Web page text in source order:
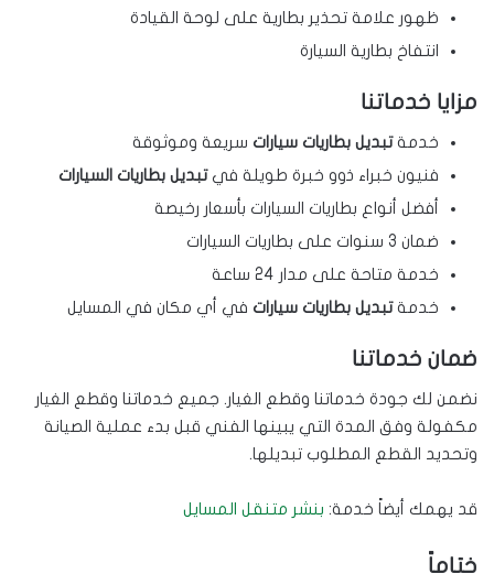
ظهور علامة تحذير بطارية على لوحة القيادة
انتفاخ بطارية السيارة
مزايا خدماتنا
خدمةتبديل بطاريات سيارات سريعة وموثوقة
فنيون خبراء ذوو خبرة طويلة فيتبديل بطاريات السيارات
أفضل أنواع بطاريات السيارات بأسعار رخيصة
ضمان 3 سنوات على بطاريات السيارات
خدمة متاحة على مدار 24 ساعة
خدمةتبديل بطاريات سيارات في أي مكان في المسايل
ضمان خدماتنا
نضمن لك جودة خدماتنا وقطع الغيار. جميع خدماتنا وقطع الغيار
مكفولة وفق المدة التي يبينها الفني قبل بدء عملية الصيانة
وتحديد القطع المطلوب تبديلها.
قد يهمك أيضاً خدمة: بنشر متنقل المسايل
ختاماً